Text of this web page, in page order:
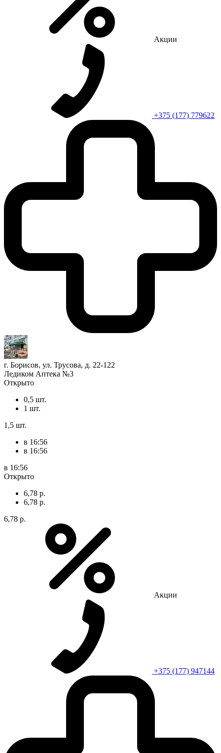
Акции
+375 (177) 779622
г. Борисов, ул. Трусова, д. 22-122
Ледиком Аптека №3
Открыто
0,5 шт.
1 шт.
1,5 шт.
в 16:56
в 16:56
в 16:56
Открыто
6,78 р.
6,78 р.
6,78 р.
Акции
+375 (177) 947144